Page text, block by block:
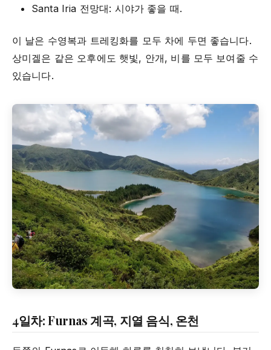
Santa Iria 전망대: 시야가 좋을 때.
이 날은 수영복과 트레킹화를 모두 차에 두면 좋습니다.
상미겔은 같은 오후에도 햇빛, 안개, 비를 모두 보여줄 수
있습니다.
4일차: Furnas 계곡, 지열 음식, 온천